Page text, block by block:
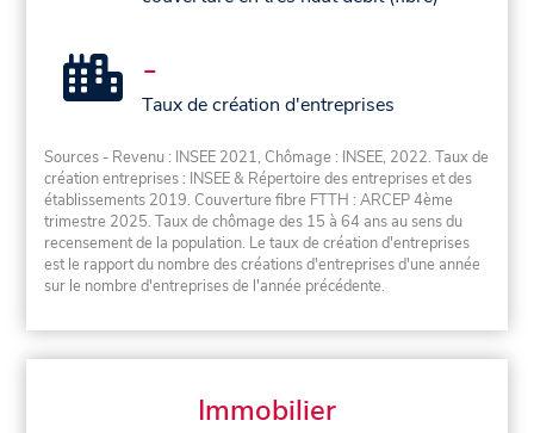
-
Taux de création d'entreprises
Sources - Revenu : INSEE 2021, Chômage : INSEE, 2022. Taux de
création entreprises : INSEE & Répertoire des entreprises et des
établissements 2019. Couverture fibre FTTH : ARCEP 4ème
trimestre 2025. Taux de chômage des 15 à 64 ans au sens du
recensement de la population. Le taux de création d'entreprises
est le rapport du nombre des créations d'entreprises d'une année
sur le nombre d'entreprises de l'année précédente.
Immobilier